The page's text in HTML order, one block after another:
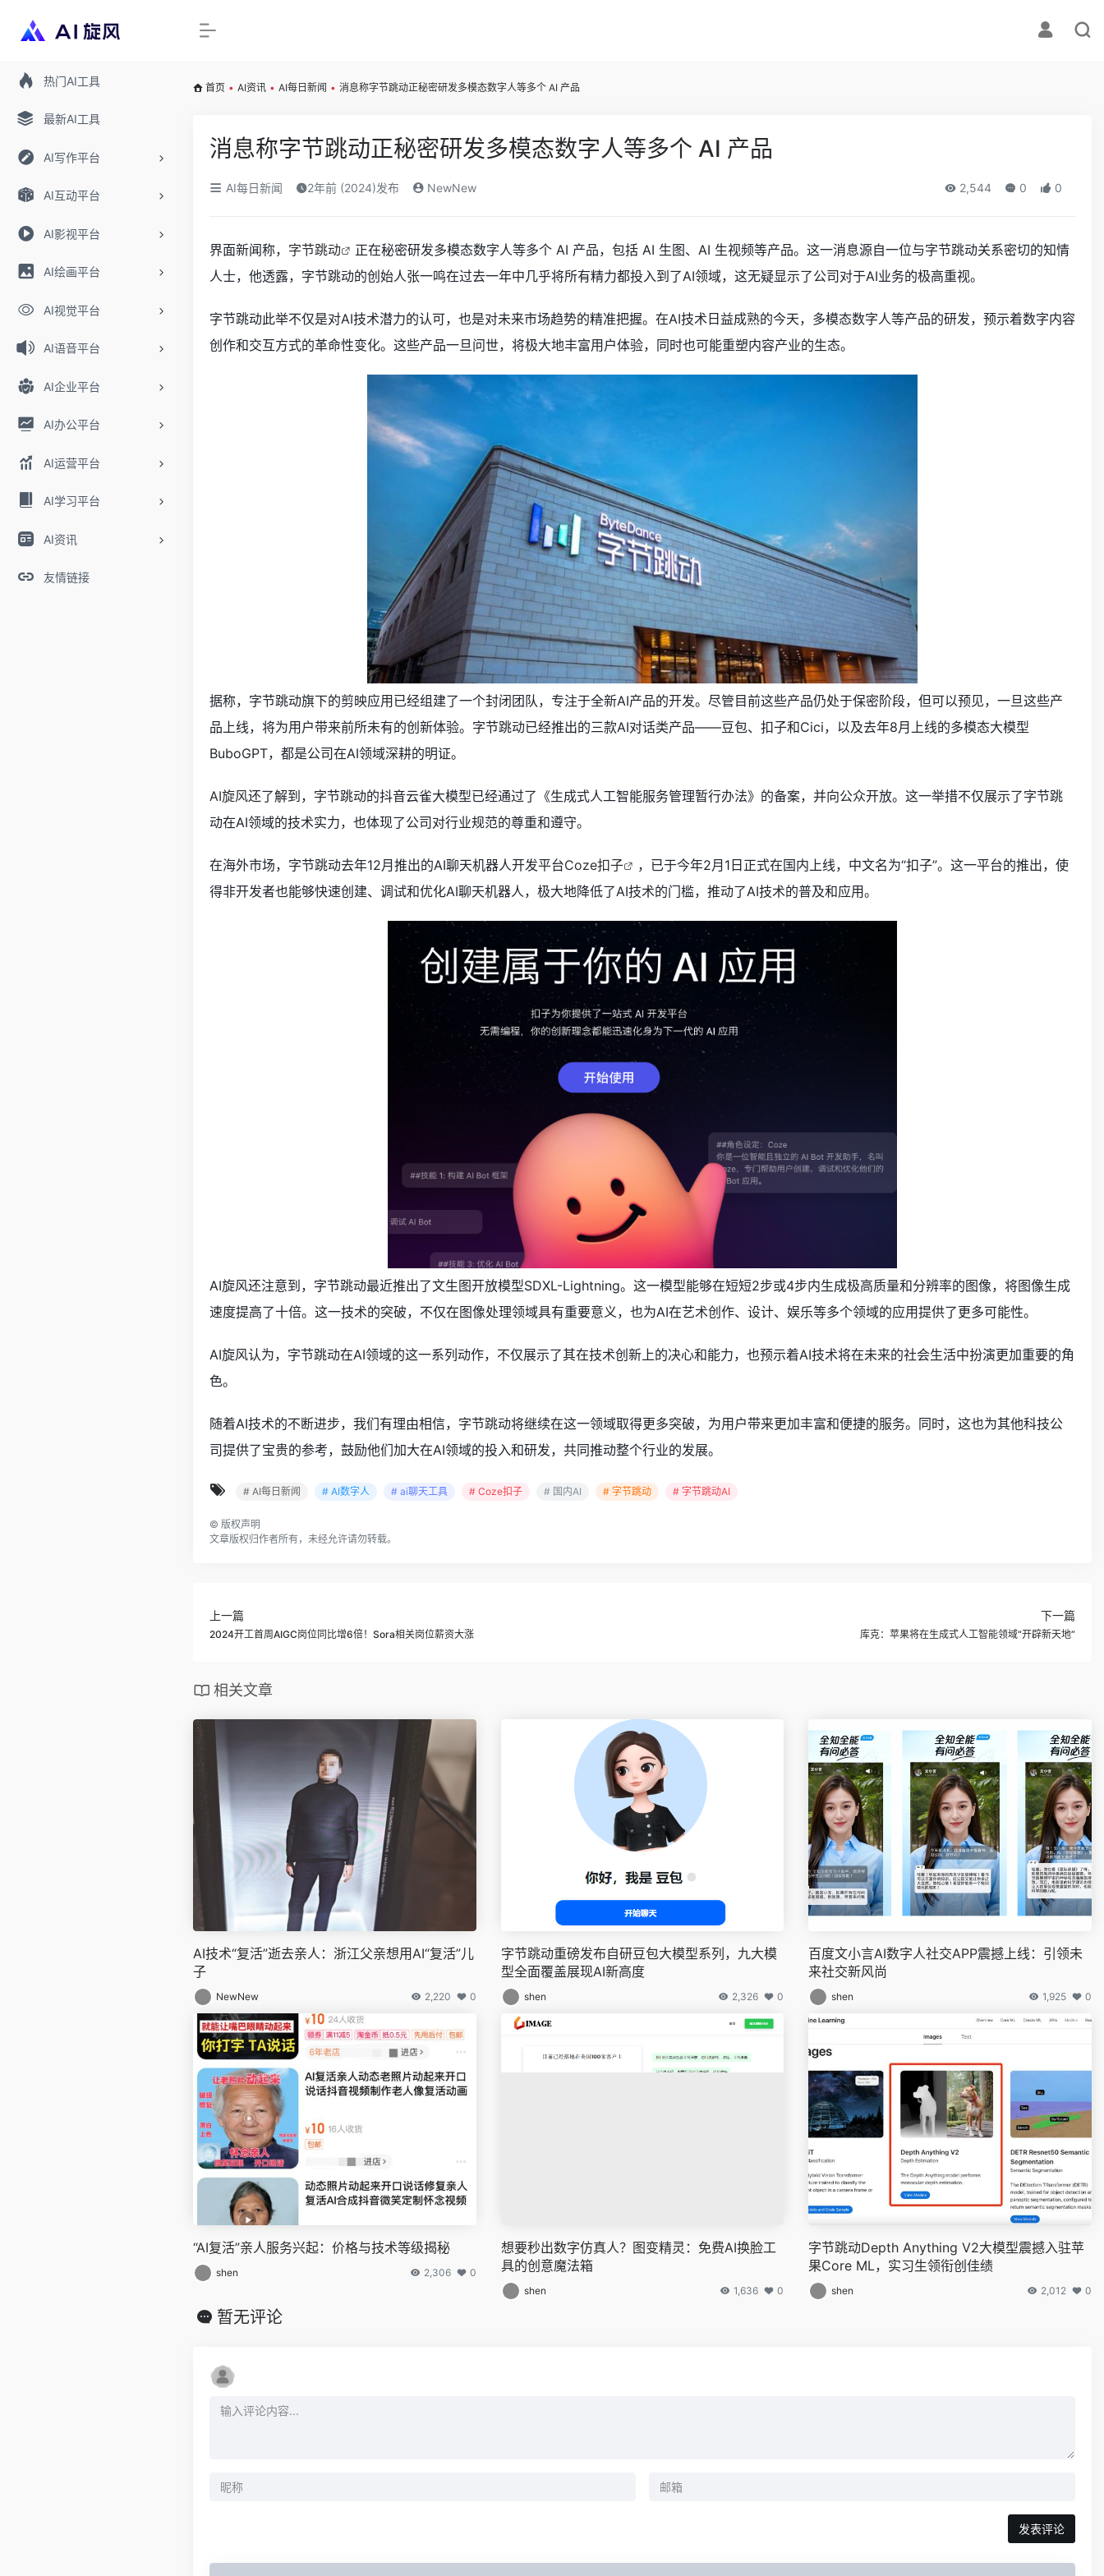
热门AI工具
最新AI工具
AI写作平台
AI互动平台
AI影视平台
AI绘画平台
AI视觉平台
AI语音平台
AI企业平台
AI办公平台
AI运营平台
AI学习平台
AI资讯
友情链接
首页 • AI资讯 • AI每日新闻 • 消息称字节跳动正秘密研发多模态数字人等多个 AI 产品
消息称字节跳动正秘密研发多模态数字人等多个 AI 产品
AI每日新闻 2年前 (2024)发布 NewNew 2,544 0 0
界面新闻称， 字节跳动
正在秘密研发多模态数字人等多个 AI 产品，包括 AI 生图、AI 生视频等产品。这一消息源自一位与字节跳动关系密切的知情
人士，他透露，字节跳动的创始人张一鸣在过去一年中几乎将所有精力都投入到了AI领域，这无疑显示了公司对于AI业务的极高重视。
字节跳动此举不仅是对AI技术潜力的认可，也是对未来市场趋势的精准把握。在AI技术日益成熟的今天，多模态数字人等产品的研发，预示着数字内容
创作和交互方式的革命性变化。这些产品一旦问世，将极大地丰富用户体验，同时也可能重塑内容产业的生态。
据称，字节跳动旗下的剪映应用已经组建了一个封闭团队，专注于全新AI产品的开发。尽管目前这些产品仍处于保密阶段，但可以预见，一旦这些产
品上线，将为用户带来前所未有的创新体验。字节跳动已经推出的三款AI对话类产品——豆包、扣子和Cici，以及去年8月上线的多模态大模型
BuboGPT，都是公司在AI领域深耕的明证。
AI旋风还了解到，字节跳动的抖音云雀大模型已经通过了《生成式人工智能服务管理暂行办法》的备案，并向公众开放。这一举措不仅展示了字节跳
动在AI领域的技术实力，也体现了公司对行业规范的尊重和遵守。
在海外市场，字节跳动去年12月推出的AI聊天机器人开发平台Coze扣子
，已于今年2月1日正式在国内上线，中文名为“扣子”。这一平台的推出，使
得非开发者也能够快速创建、调试和优化AI聊天机器人，极大地降低了AI技术的门槛，推动了AI技术的普及和应用。
AI旋风还注意到，字节跳动最近推出了文生图开放模型SDXL-Lightning。这一模型能够在短短2步或4步内生成极高质量和分辨率的图像，将图像生成
速度提高了十倍。这一技术的突破，不仅在图像处理领域具有重要意义，也为AI在艺术创作、设计、娱乐等多个领域的应用提供了更多可能性。
AI旋风认为，字节跳动在AI领域的这一系列动作，不仅展示了其在技术创新上的决心和能力，也预示着AI技术将在未来的社会生活中扮演更加重要的角
色。
随着AI技术的不断进步，我们有理由相信，字节跳动将继续在这一领域取得更多突破，为用户带来更加丰富和便捷的服务。同时，这也为其他科技公
司提供了宝贵的参考，鼓励他们加大在AI领域的投入和研发，共同推动整个行业的发展。
# AI每日新闻 # AI数字人 # ai聊天工具 # Coze扣子 # 国内AI # 字节跳动 # 字节跳动AI
© 版权声明
文章版权归作者所有，未经允许请勿转载。
上一篇
2024开工首周AIGC岗位同比增6倍！Sora相关岗位薪资大涨
下一篇
库克：苹果将在生成式人工智能领域“开辟新天地”
相关文章
AI技术“复活”逝去亲人：浙江父亲想用AI“复活”儿
子
NewNew 2,220 0
字节跳动重磅发布自研豆包大模型系列，九大模
型全面覆盖展现AI新高度
shen 2,326 0
百度文小言AI数字人社交APP震撼上线：引领未
来社交新风尚
shen 1,925 0
“AI复活”亲人服务兴起：价格与技术等级揭秘
shen 2,306 0
想要秒出数字仿真人？图变精灵：免费AI换脸工
具的创意魔法箱
shen 1,636 0
字节跳动Depth Anything V2大模型震撼入驻苹
果Core ML，实习生领衔创佳绩
shen 2,012 0
暂无评论
发表评论